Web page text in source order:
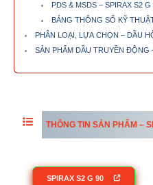
PDS & MSDS – SPIRAX S2 G
BẢNG THÔNG SỐ KỸ
PHÂN LOẠI, LỰA CHỌN – DẦU
SẢN PHẨM DẦU TRUYỀN ĐỘNG
THÔNG TIN SẢN PHẨM –
SPIRAX S2 G 90